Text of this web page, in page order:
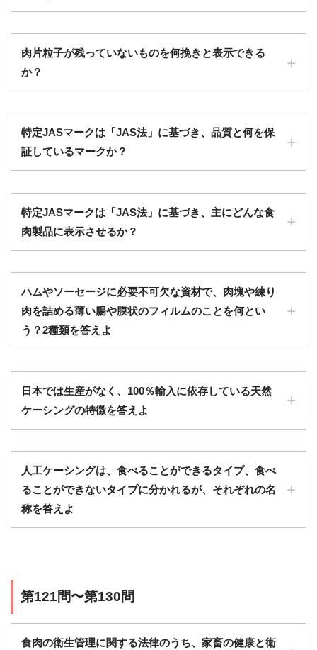
肉片粒子が残っていないものを何挽きと表示できる
か？
特定JASマークは「JAS法」に基づき、品質と何を保
証しているマークか？
特定JASマークは「JAS法」に基づき、主にどんな食
肉製品に表示させるか？
ハムやソーセージに必要不可欠な資材で、肉塊や練り
肉を詰める薄い腸や膜状のフィルムのことを何とい
う？2種類を答えよ
日本では生産がなく、100％輸入に依存している天然
ケーシングの特徴を答えよ
人工ケーシングは、食べることができるタイプ、食べ
ることができないタイプに分かれるが、それぞれの名
称を答えよ
第121問〜第130問
食肉の衛生管理に関する法律のうち、家畜の健康と衛